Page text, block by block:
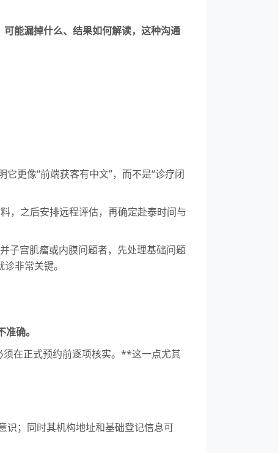
能漏掉什么、结果如何解读，这种沟通
更像“前端获客有中文”，而不是“诊疗闭
，之后安排远程评估，再确定赴泰时间与
子宫肌瘤或内膜问题者，先处理基础问题
非常关键。
确。
须在正式预约前逐项核实。**这一点尤其
识；同时其机构地址和基础登记信息可